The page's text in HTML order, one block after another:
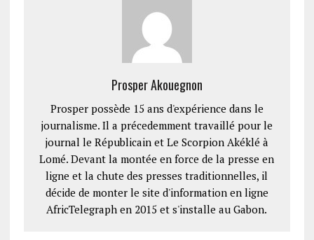
Prosper Akouegnon
Prosper possède 15 ans d'expérience dans le
journalisme. Il a précedemment travaillé pour le
journal le Républicain et Le Scorpion Akéklé à
Lomé. Devant la montée en force de la presse en
ligne et la chute des presses traditionnelles, il
décide de monter le site d'information en ligne
AfricTelegraph en 2015 et s'installe au Gabon.